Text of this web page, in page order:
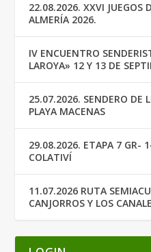
22.08.2026. XXVI JUEGOS
ALMERÍA 2026.
IV ENCUENTRO
LAROYA» 12 Y 13 DE
25.07.2026. SENDERO DE
PLAYA MACENAS
29.08.2026. ETAPA 7 GR-
COLATIVÍ
11.07.2026 RUTA
CANJORROS Y LOS